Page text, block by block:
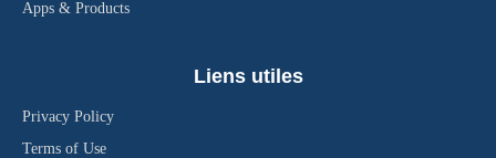
Apps & Products
Liens utiles
Privacy Policy
Terms of Use